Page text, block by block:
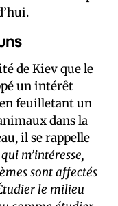
de Kiev que le
un intérêt
feuilletant un
dans la
il se rappelle
m’intéresse,
sont affectés
le milieu